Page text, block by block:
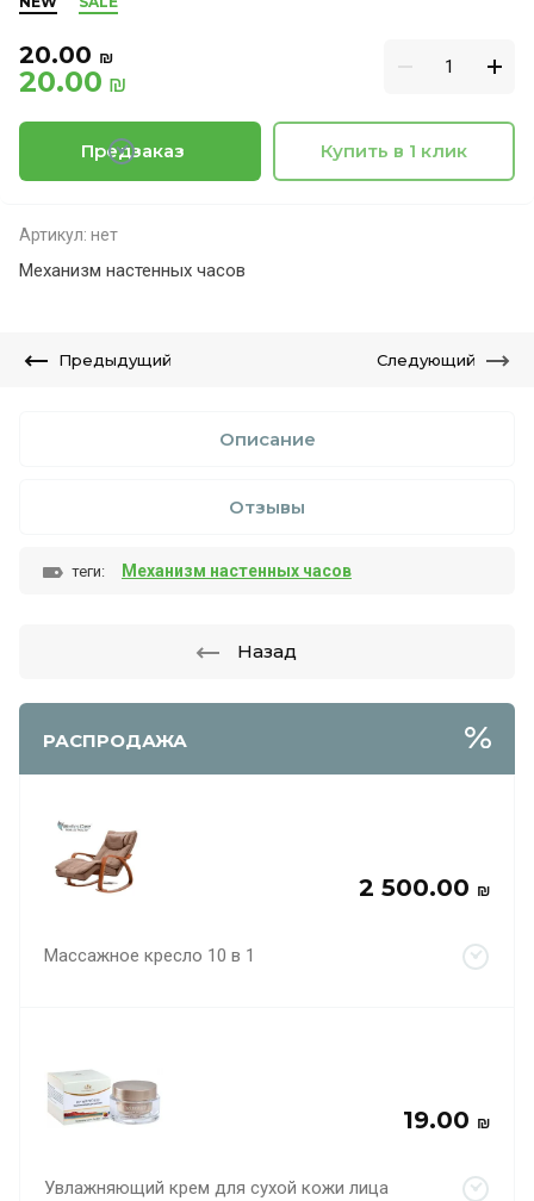
РАСПРОДАЖА
2 500.00 ₪
Массажное кресло 10 в 1
19.00 ₪
Увлажняющий крем для сухой кожи лица
20.00 ₪
20.00 ₪
Предзаказ Купить в 1 клик
Артикул: нет
Механизм настенных часов
Предыдущий Следующий
Описание
Отзывы
теги: Механизм настенных часов
Назад